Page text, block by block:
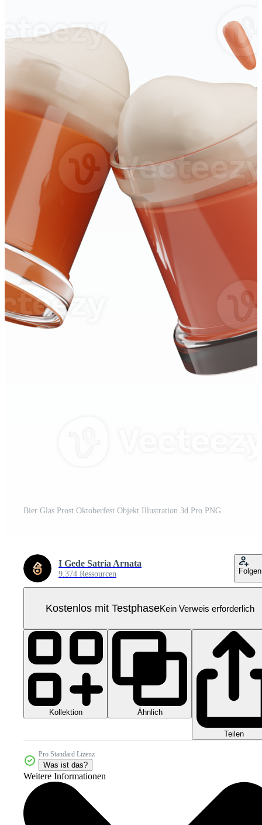
Bier Glas Prost Oktoberfest Objekt Illustration 3d Pro PNG
I Gede Satria Arnata
9.374 Ressourcen Folgen
Kostenlos mit TestphaseKein Verweis erforderlich
Kollektion Ähnlich
Teilen
Pro Standard Lizenz
Was ist das?
Weitere Informationen